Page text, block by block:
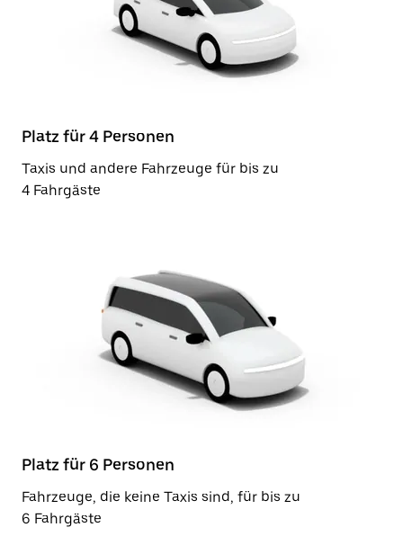
Platz für 4 Personen
Taxis und andere Fahrzeuge für bis zu
4 Fahrgäste
Platz für 6 Personen
Fahrzeuge, die keine Taxis sind, für bis zu
6 Fahrgäste